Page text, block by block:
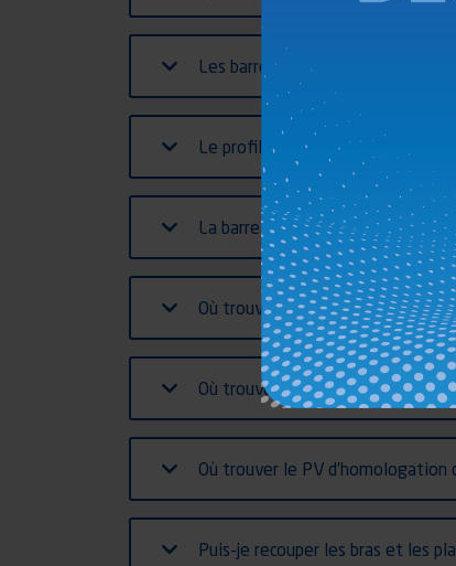
Les barres anti-encastrement
Le profil porte-feux des BAE
La barre anti-encastrement se
Où trouver les instructions de
Où trouver les fiches de
Où trouver le PV
Puis-je recouper les bras et les